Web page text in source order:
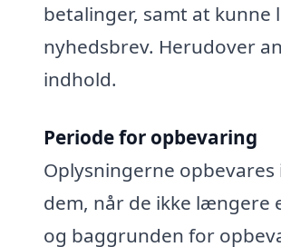
betalinger, samt at kunne
nyhedsbrev. Herudover
indhold.
Periode for opbevaring
Oplysningerne
dem, når de ikke længere
og baggrunden for